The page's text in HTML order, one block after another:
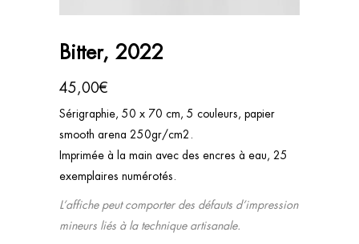
Bitter, 2022
45,00€
Sérigraphie, 50 x 70 cm, 5 couleurs, papier
smooth arena 250gr/cm2.
Imprimée à la main avec des encres à eau, 25
exemplaires numérotés.
L’affiche peut comporter des défauts d’impression
mineurs liés à la technique artisanale.